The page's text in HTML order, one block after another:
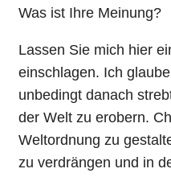
Was ist Ihre Meinung?
Lassen Sie mich hier
einschlagen. Ich
unbedingt danach
der Welt zu erobern.
Weltordnung zu
zu verdrängen und in